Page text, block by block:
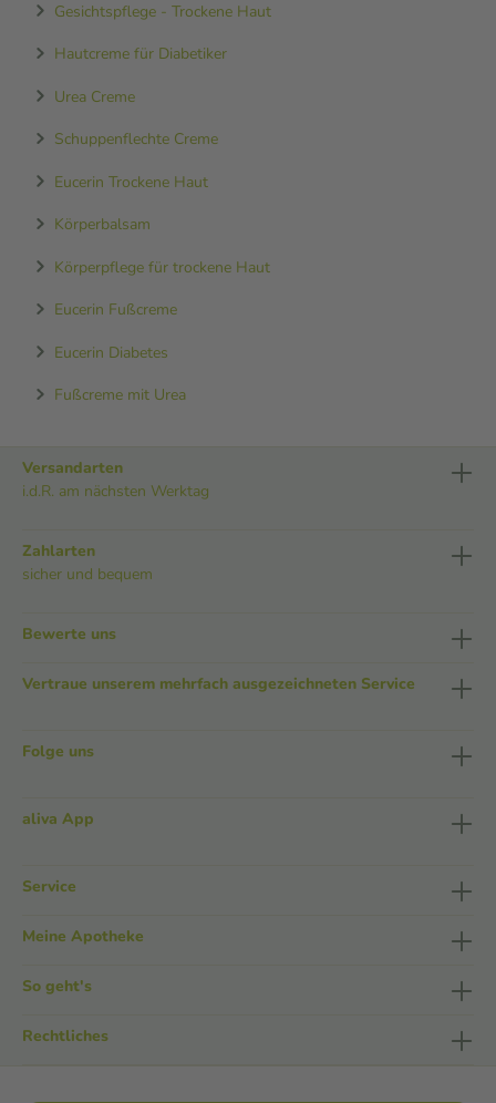
Gesichtspflege - Trockene Haut
Hautcreme für Diabetiker
Urea Creme
Schuppenflechte Creme
Eucerin Trockene Haut
Körperbalsam
Körperpflege für trockene Haut
Eucerin Fußcreme
Eucerin Diabetes
Fußcreme mit Urea
Versandarten
i.d.R. am nächsten Werktag
Zahlarten
sicher und bequem
Bewerte uns
Vertraue unserem mehrfach ausgezeichneten Service
Folge uns
aliva App
Service
Meine Apotheke
So geht's
Rechtliches